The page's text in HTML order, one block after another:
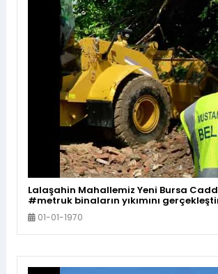
Lalaşahin Mahallemiz Yeni Bursa
#metruk binaların yıkımını
01-01-1970